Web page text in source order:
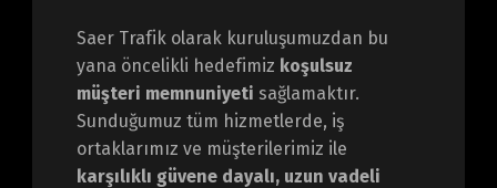
Saer Trafik olarak kuruluşumuzdan bu
yana öncelikli hedefimiz koşulsuz
müşteri memnuniyeti sağlamaktır.
Sunduğumuz tüm hizmetlerde, iş
ortaklarımız ve müşterilerimiz ile
karşılıklı güvene dayalı, uzun vadeli